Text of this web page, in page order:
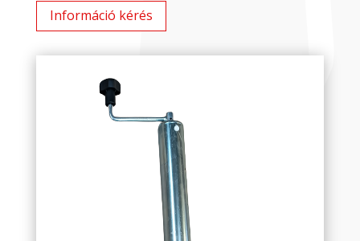
Információ kérés